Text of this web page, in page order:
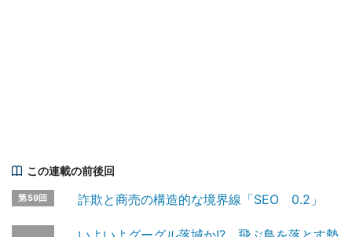
この連載の前後回
第59回 詐欺と商売の構造的な境界線「SEO 0.2」